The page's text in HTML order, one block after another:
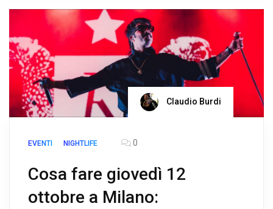
Claudio Burdi
EVENTI NIGHTLIFE 0
Cosa fare giovedì 12
ottobre a Milano: